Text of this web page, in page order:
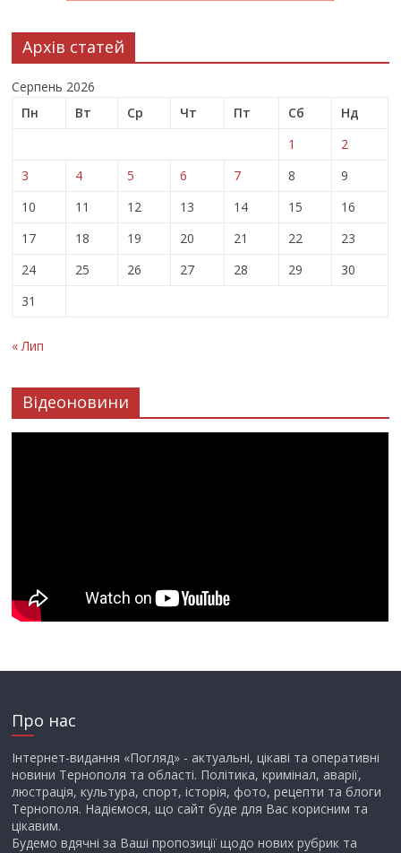
Архів статей
Серпень 2026
Пн
Вт Ср Чт Пт Сб
Нд
1
2
3
4 5 6 7 8
9
10
11 12 13 14 15
16
17
18 19 20 21 22
23
24
25 26 27 28 29
30
31
« Лип
Відеоновини
Про нас
Інтернет-видання «Погляд» - актуальні, цікаві та оперативні
новини Тернополя та області. Політика, кримінал, аварії,
люстрація, культура, спорт, історія, фото, рецепти та блоги
Тернополя. Надіємося, що сайт буде для Вас корисним та
цікавим.
Будемо вдячні за Ваші пропозиції щодо нових рубрик та